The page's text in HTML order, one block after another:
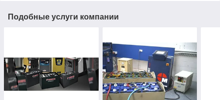
Подобные услуги компании